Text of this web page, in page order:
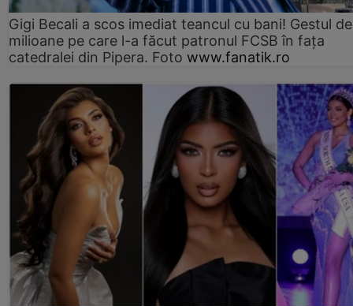
Gigi Becali a scos imediat teancul cu bani! Gestul de
milioane pe care l-a făcut patronul FCSB în fața
catedralei din Pipera. Foto www.fanatik.ro